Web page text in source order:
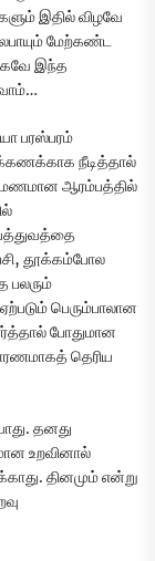
இதில் விழவே
மேற்கண்ட
இந்த
பரஸ்பரம்
நீடித்தால்
ஆரம்பத்தில்
தூக்கம்போல
பலரும்
பெரும்பாலான
போதுமான
தெரிய
தனது
உறவினால்
தினமும் என்று